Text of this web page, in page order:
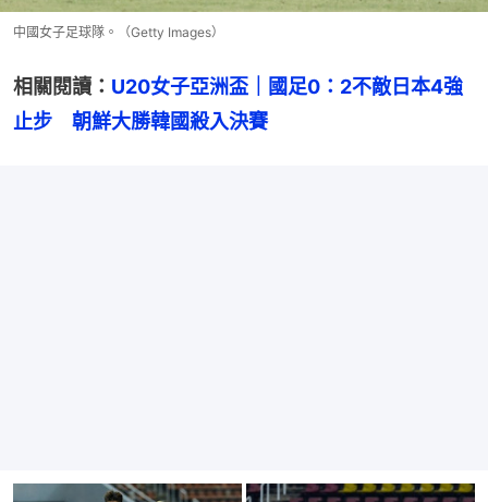
中國女子足球隊。（Getty Images）
相關閱讀： U20女子亞洲盃｜國足0：2不敵日本4強
止步　朝鮮大勝韓國殺入決賽